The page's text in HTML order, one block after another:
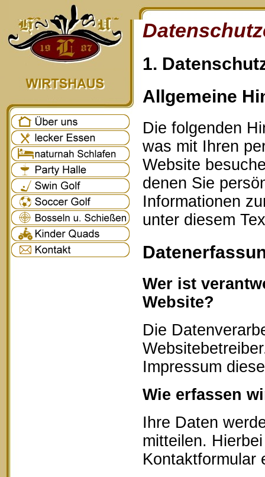
1.
Allgemeine
Die folgenden
was mit Ihren
Website
denen Sie
Informationen
unter diesem
Wer ist
Website?
Die
Impressum
Wie erfassen
Ihre Daten
mitteilen.
Kontaktformular